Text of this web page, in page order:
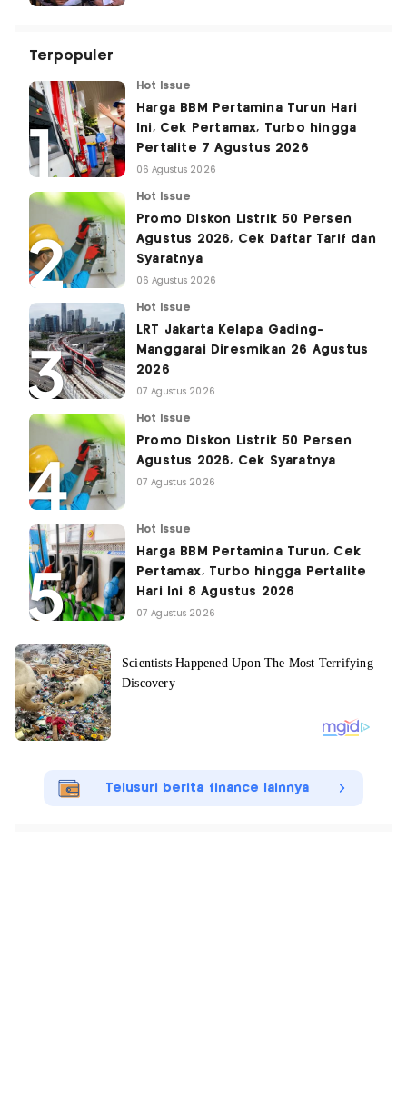
Terpopuler
Hot Issue
Harga BBM Pertamina Turun Hari
Ini, Cek Pertamax, Turbo hingga
Pertalite 7 Agustus 2026
06 Agustus 2026
Hot Issue
Promo Diskon Listrik 50 Persen
Agustus 2026, Cek Daftar Tarif dan
Syaratnya
06 Agustus 2026
Hot Issue
LRT Jakarta Kelapa Gading-
Manggarai Diresmikan 26 Agustus
2026
07 Agustus 2026
Hot Issue
Promo Diskon Listrik 50 Persen
Agustus 2026, Cek Syaratnya
07 Agustus 2026
Hot Issue
Harga BBM Pertamina Turun, Cek
Pertamax, Turbo hingga Pertalite
Hari Ini 8 Agustus 2026
07 Agustus 2026
Telusuri berita finance lainnya